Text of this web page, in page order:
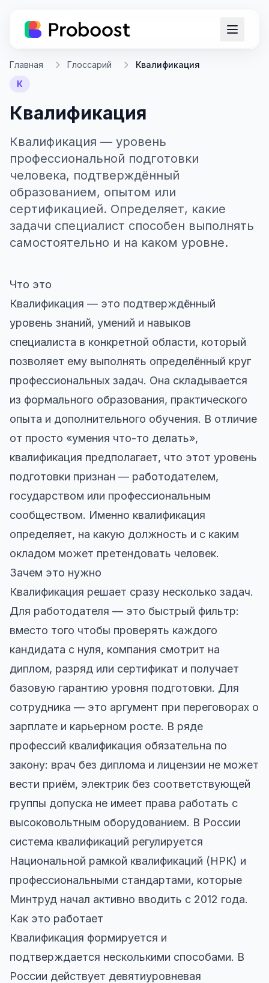
Главная Глоссарий
Квалификация
К
Квалификация
Квалификация — уровень
профессиональной подготовки
человека, подтверждённый
образованием, опытом или
сертификацией. Определяет, какие
задачи специалист способен выполнять
самостоятельно и на каком уровне.
Что это
Квалификация — это подтверждённый
уровень знаний, умений и навыков
специалиста в конкретной области, который
позволяет ему выполнять определённый круг
профессиональных задач. Она складывается
из формального образования, практического
опыта и дополнительного обучения. В отличие
от просто «умения что-то делать»,
квалификация предполагает, что этот уровень
подготовки признан — работодателем,
государством или профессиональным
сообществом. Именно квалификация
определяет, на какую должность и с каким
окладом может претендовать человек.
Зачем это нужно
Квалификация решает сразу несколько задач.
Для работодателя — это быстрый фильтр:
вместо того чтобы проверять каждого
кандидата с нуля, компания смотрит на
диплом, разряд или сертификат и получает
базовую гарантию уровня подготовки. Для
сотрудника — это аргумент при переговорах о
зарплате и карьерном росте. В ряде
профессий квалификация обязательна по
закону: врач без диплома и лицензии не может
вести приём, электрик без соответствующей
группы допуска не имеет права работать с
высоковольтным оборудованием. В России
система квалификаций регулируется
Национальной рамкой квалификаций (НРК) и
профессиональными стандартами, которые
Минтруд начал активно вводить с 2012 года.
Как это работает
Квалификация формируется и
подтверждается несколькими способами. В
России действует девятиуровневая